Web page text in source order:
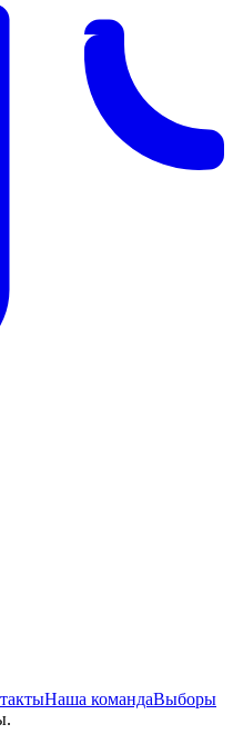
Наша командаВыборы